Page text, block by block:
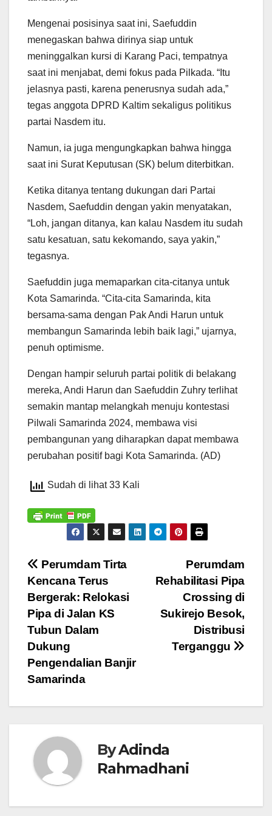
Mengenai posisinya saat ini, Saefuddin
menegaskan bahwa dirinya siap untuk
meninggalkan kursi di Karang Paci, tempatnya
saat ini menjabat, demi fokus pada Pilkada. “Itu
jelasnya pasti, karena penerusnya sudah ada,”
tegas anggota DPRD Kaltim sekaligus politikus
partai Nasdem itu.
Namun, ia juga mengungkapkan bahwa hingga
saat ini Surat Keputusan (SK) belum diterbitkan.
Ketika ditanya tentang dukungan dari Partai
Nasdem, Saefuddin dengan yakin menyatakan,
“Loh, jangan ditanya, kan kalau Nasdem itu sudah
satu kesatuan, satu kekomando, saya yakin,”
tegasnya.
Saefuddin juga memaparkan cita-citanya untuk
Kota Samarinda. “Cita-cita Samarinda, kita
bersama-sama dengan Pak Andi Harun untuk
membangun Samarinda lebih baik lagi,” ujarnya,
penuh optimisme.
Dengan hampir seluruh partai politik di belakang
mereka, Andi Harun dan Saefuddin Zuhry terlihat
semakin mantap melangkah menuju kontestasi
Pilwali Samarinda 2024, membawa visi
pembangunan yang diharapkan dapat membawa
perubahan positif bagi Kota Samarinda. (AD)
Sudah di lihat 33 Kali
Navigasi
pos
Perumdam
Rehabilitasi Pipa
Crossing di
Sukirejo Besok,
Distribusi
Terganggu
Perumdam Tirta
Kencana Terus
Bergerak: Relokasi
Pipa di Jalan KS
Tubun Dalam
Dukung
Pengendalian Banjir
Samarinda
ByAdinda
Rahmadhani